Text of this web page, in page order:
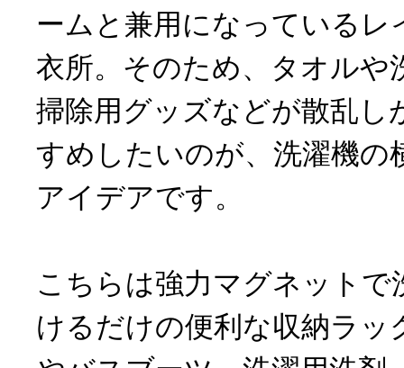
ームと兼用になっているレ
衣所。そのため、タオルや
掃除用グッズなどが散乱し
すめしたいのが、洗濯機の
アイデアです。
こちらは強力マグネットで
けるだけの便利な収納ラッ